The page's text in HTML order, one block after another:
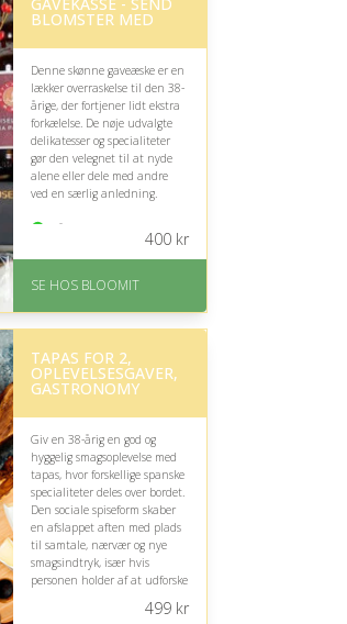
BLOMSTER MED
Denne skønne gaveæske er en
lækker overraskelse til den 38-
årige, der fortjener lidt ekstra
forkælelse. De nøje udvalgte
delikatesser og specialiteter
gør den velegnet til at nyde
alene eller dele med andre
ved en særlig anledning.
På lager
Levering: samme dag eller
Fremragende Trustpilot
400kr
SE HOS BLOOMIT
TAPAS FOR 2,
OPLEVELSESGAVER,
GASTRONOMY
Giv en 38-årig en god og
hyggelig smagsoplevelse med
tapas, hvor forskellige spanske
specialiteter deles over bordet.
Den sociale spiseform skaber
en afslappet aften med plads
til samtale, nærvær og nye
smagsindtryk, især hvis
personen holder af at udforske
499kr